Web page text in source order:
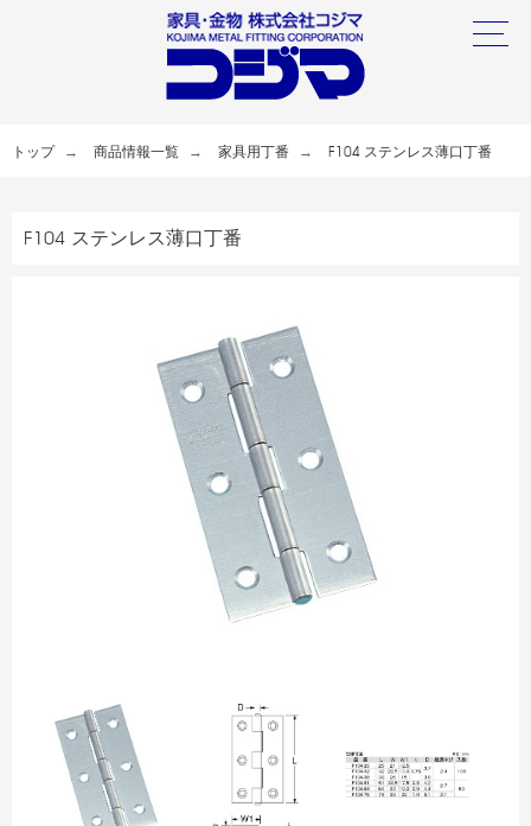
トップ 商品情報一覧 家具用丁番 F104 ステンレス薄口丁番
F104 ステンレス薄口丁番